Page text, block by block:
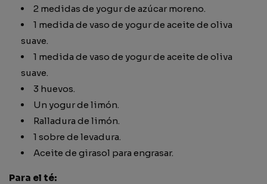
2 medidas de yogur de azúcar moreno.
1 medida de vaso de yogur de aceite de oliva
suave.
1 medida de vaso de yogur de aceite de oliva
suave.
3 huevos.
Un yogur de limón.
Ralladura de limón.
1 sobre de levadura.
Aceite de girasol para engrasar.
Para el té: